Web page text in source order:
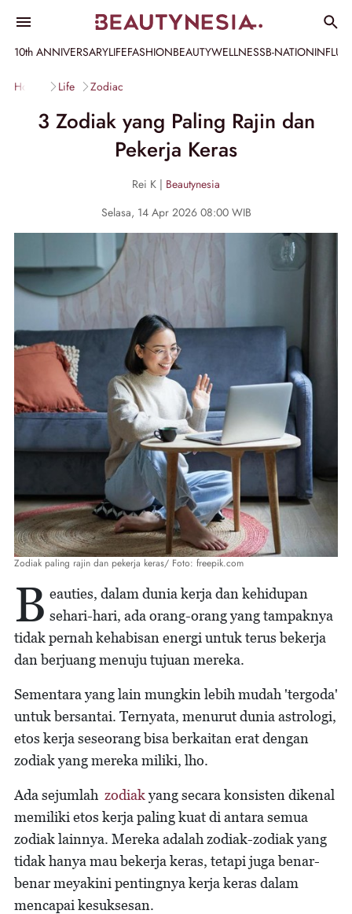
10th ANNIVERSARYLIFEFASHIONBEAUTYWELLNESSB-NATION
Home Life Zodiac
3 Zodiak yang Paling Rajin dan
Pekerja Keras
Rei K | Beautynesia
Selasa, 14 Apr 2026 08:00 WIB
Zodiak paling rajin dan pekerja keras/ Foto: freepik.com
B eauties, dalam dunia kerja dan kehidupan
sehari-hari, ada orang-orang yang tampaknya
tidak pernah kehabisan energi untuk terus bekerja
dan berjuang menuju tujuan mereka.
Sementara yang lain mungkin lebih mudah 'tergoda'
untuk bersantai. Ternyata, menurut dunia astrologi,
etos kerja seseorang bisa berkaitan erat dengan
zodiak yang mereka miliki, lho.
Ada sejumlah zodiakyang secara konsisten dikenal
memiliki etos kerja paling kuat di antara semua
zodiak lainnya. Mereka adalah zodiak-zodiak yang
tidak hanya mau bekerja keras, tetapi juga benar-
benar meyakini pentingnya kerja keras dalam
mencapai kesuksesan.